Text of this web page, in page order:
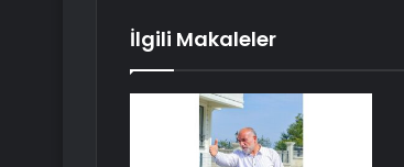
İlgili Makaleler